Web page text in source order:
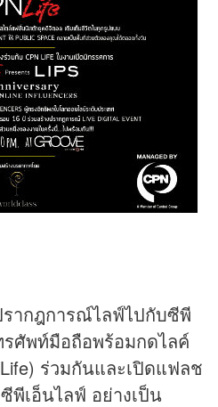
ากฎการณ์ไลฟ์ไปกับซีพี
ศัพท์มือถือพร้อมกดไลค์
ร่วมกันและเปิดแฟลช
พีเอ็นไลฟ์ อย่างเป็น